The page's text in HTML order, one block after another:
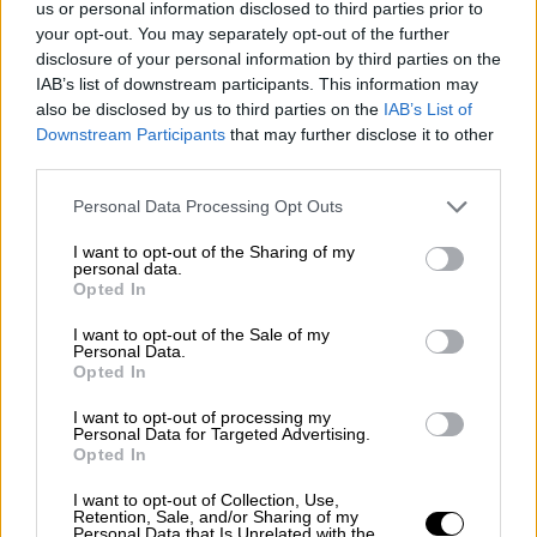
us or personal information disclosed to third parties prior to
your opt-out. You may separately opt-out of the further
disclosure of your personal information by third parties on the
IAB’s list of downstream participants. This information may
also be disclosed by us to third parties on the IAB’s List of
Downstream Participants that may further disclose it to other
Personal Data Processing Opt Outs
I want to opt-out of the Sharing of my
personal data.
Opted In
I want to opt-out of the Sale of my
Personal Data.
Opted In
I want to opt-out of processing my
Personal Data for Targeted Advertising.
Opted In
I want to opt-out of Collection, Use,
Retention, Sale, and/or Sharing of my
Personal Data that Is Unrelated with the
ha de seguir pero las negociaciones que no
progresan adecuadamente se agotan. Ellos
tendrán que dar un paso adelante.
AUTOR CARLA FONT
Mas artículos del mismo autor/a
VIERNES, 08 FEBRERO 2019